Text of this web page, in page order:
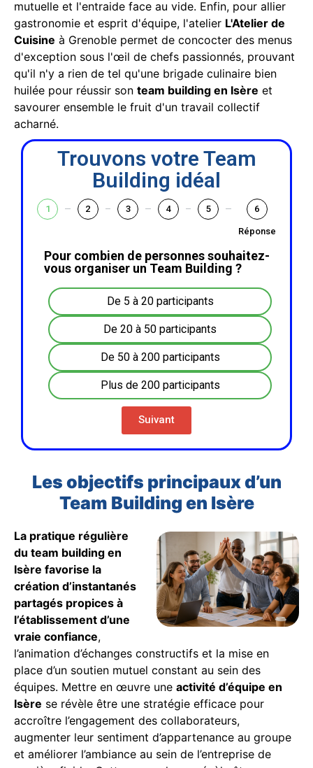
mutuelle et l'entraide face au vide. Enfin, pour allier
gastronomie et esprit d'équipe, l'atelier L'Atelier de
Cuisine à Grenoble permet de concocter des menus
d'exception sous l'œil de chefs passionnés, prouvant
qu'il n'y a rien de tel qu'une brigade culinaire bien
huilée pour réussir son team building en Isère et
savourer ensemble le fruit d'un travail collectif
acharné.
Trouvons votre Team
Building idéal
1 2 3 4 5 6
Réponse
Pour combien de personnes souhaitez-
vous organiser un Team Building ?
De 5 à 20 participants
De 20 à 50 participants
De 50 à 200 participants
Plus de 200 participants
Suivant
Les objectifs principaux d’un
Team Building en Isère
La pratique régulière
du team building en
Isère favorise la
création d’instantanés
partagés propices à
l’établissement d’une
vraie confiance,
l’animation d’échanges constructifs et la mise en
place d’un soutien mutuel constant au sein des
équipes. Mettre en œuvre une activité d’équipe en
Isère se révèle être une stratégie efficace pour
accroître l’engagement des collaborateurs,
augmenter leur sentiment d’appartenance au groupe
et améliorer l’ambiance au sein de l’entreprise de